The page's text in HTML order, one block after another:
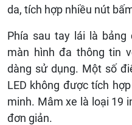
da, tích hợp nhiều nút
Phía sau tay lái là bảng
màn hình đa thông tin
dàng sử dụng. Một số
LED không được tích
minh. Mâm xe là loại 19
đơn giản.